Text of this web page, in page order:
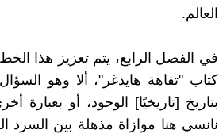
العالم.
في الفصل الرابع، يتم تعزيز هذا
كتاب "تفاهة هايدغر"، ألا وهو
بتاريخ [تاريخيًا] الوجود، أو
نانسي هنا موازاة مذهلة بين السرد